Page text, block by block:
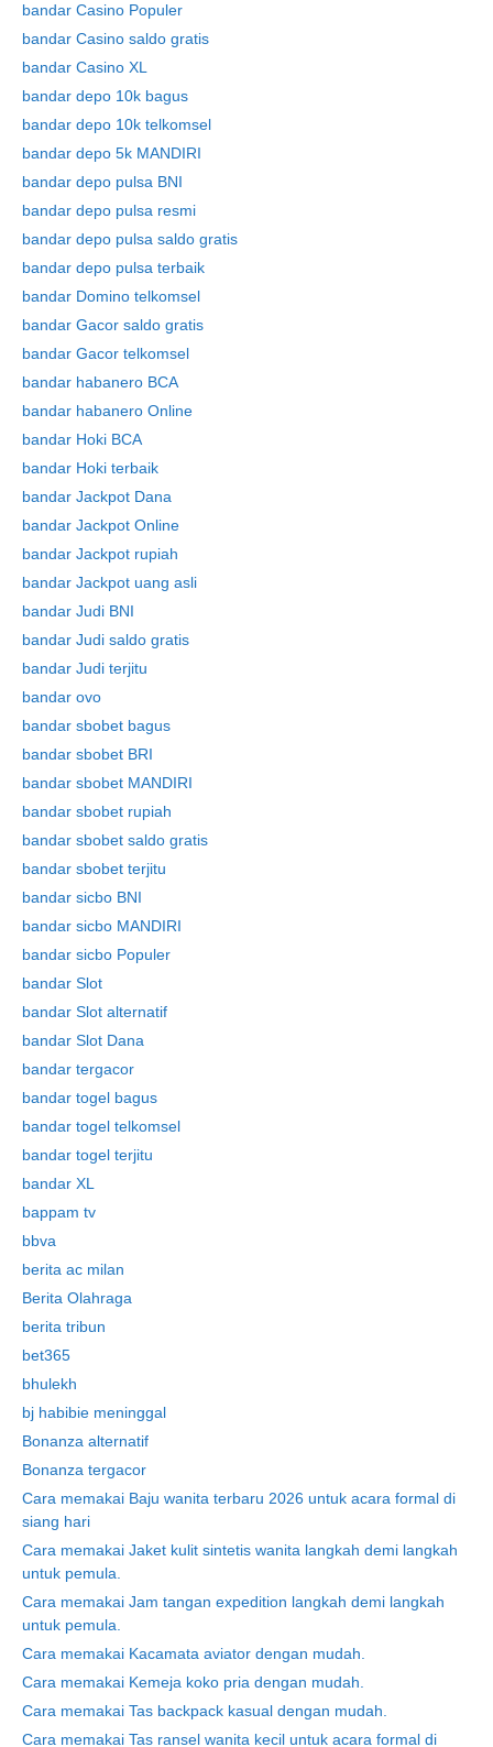
bandar Casino Populer
bandar Casino saldo gratis
bandar Casino XL
bandar depo 10k bagus
bandar depo 10k telkomsel
bandar depo 5k MANDIRI
bandar depo pulsa BNI
bandar depo pulsa resmi
bandar depo pulsa saldo gratis
bandar depo pulsa terbaik
bandar Domino telkomsel
bandar Gacor saldo gratis
bandar Gacor telkomsel
bandar habanero BCA
bandar habanero Online
bandar Hoki BCA
bandar Hoki terbaik
bandar Jackpot Dana
bandar Jackpot Online
bandar Jackpot rupiah
bandar Jackpot uang asli
bandar Judi BNI
bandar Judi saldo gratis
bandar Judi terjitu
bandar ovo
bandar sbobet bagus
bandar sbobet BRI
bandar sbobet MANDIRI
bandar sbobet rupiah
bandar sbobet saldo gratis
bandar sbobet terjitu
bandar sicbo BNI
bandar sicbo MANDIRI
bandar sicbo Populer
bandar Slot
bandar Slot alternatif
bandar Slot Dana
bandar tergacor
bandar togel bagus
bandar togel telkomsel
bandar togel terjitu
bandar XL
bappam tv
bbva
berita ac milan
Berita Olahraga
berita tribun
bet365
bhulekh
bj habibie meninggal
Bonanza alternatif
Bonanza tergacor
Cara memakai Baju wanita terbaru 2026 untuk acara formal di
siang hari
Cara memakai Jaket kulit sintetis wanita langkah demi langkah
untuk pemula.
Cara memakai Jam tangan expedition langkah demi langkah
untuk pemula.
Cara memakai Kacamata aviator dengan mudah.
Cara memakai Kemeja koko pria dengan mudah.
Cara memakai Tas backpack kasual dengan mudah.
Cara memakai Tas ransel wanita kecil untuk acara formal di